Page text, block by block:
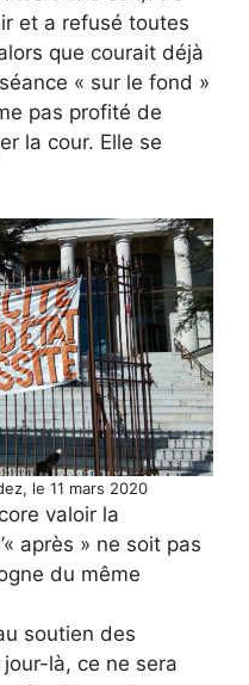
et a refusé toutes
que courait déjà
« sur le fond »
pas profité de
la cour. Elle se
le 11 mars 2020
valoir la
après » ne soit pas
du même
soutien des
là, ce ne sera